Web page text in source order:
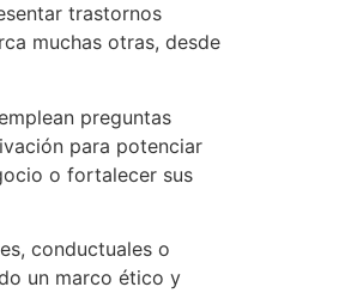
trastornos
muchas otras, desde
preguntas
para potenciar
o fortalecer sus
conductuales o
un marco ético y